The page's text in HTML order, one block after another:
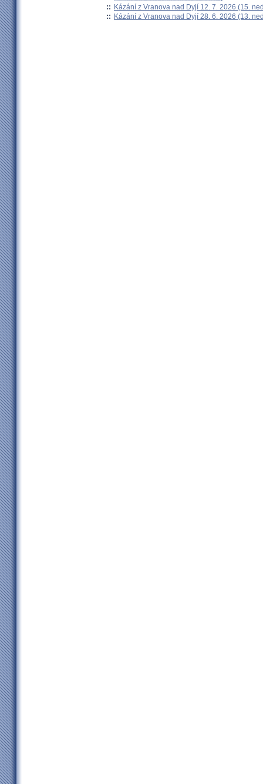
:: Kázání z Vranova nad Dyjí 12. 7. 2026 (15.
:: Kázání z Vranova nad Dyjí 28. 6. 2026 (13.